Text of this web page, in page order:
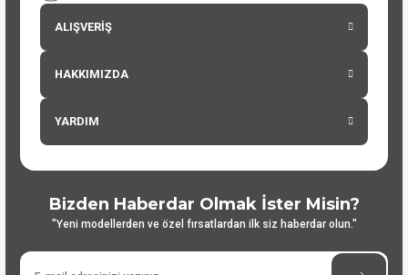
ALIŞVERİŞ
HAKKIMIZDA
YARDIM
Bizden Haberdar Olmak İster Misin?
"Yeni modellerden ve özel fırsatlardan ilk siz haberdar olun."